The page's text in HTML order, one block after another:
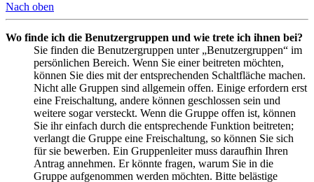
Nach oben
Wo finde ich die Benutzergruppen und wie trete ich ihnen bei?
Sie finden die Benutzergruppen unter „Benutzergruppen“ im
persönlichen Bereich. Wenn Sie einer beitreten möchten,
können Sie dies mit der entsprechenden Schaltfläche machen.
Nicht alle Gruppen sind allgemein offen. Einige erfordern erst
eine Freischaltung, andere können geschlossen sein und
weitere sogar versteckt. Wenn die Gruppe offen ist, können
Sie ihr einfach durch die entsprechende Funktion beitreten;
verlangt die Gruppe eine Freischaltung, so können Sie sich
für sie bewerben. Ein Gruppenleiter muss daraufhin Ihren
Antrag annehmen. Er könnte fragen, warum Sie in die
Gruppe aufgenommen werden möchten. Bitte belästige